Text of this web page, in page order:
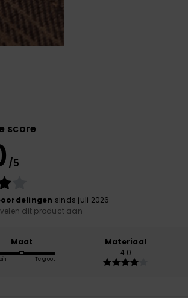
score
/5
sinds juli 2026
dit product aan
Maat
Te groot
Materiaal
4.0